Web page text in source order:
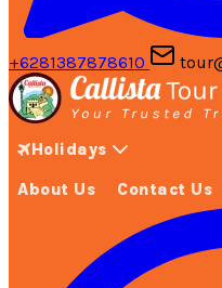
+6281387878610
Holidays
About Us Contact Us